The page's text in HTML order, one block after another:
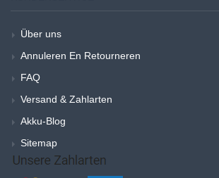
Über uns
Annuleren En Retourneren
FAQ
Versand & Zahlarten
Akku-Blog
Sitemap